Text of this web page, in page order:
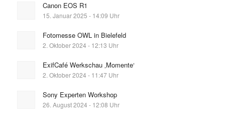
Canon EOS R1
15. Januar 2025 - 14:09 Uhr
Fotomesse OWL in Bielefeld
2. Oktober 2024 - 12:13 Uhr
ExifCafé Werkschau ‚Momente‘
2. Oktober 2024 - 11:47 Uhr
Sony Experten Workshop
26. August 2024 - 12:08 Uhr